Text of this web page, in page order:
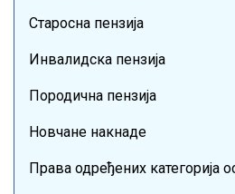
Старосна пензија
Инвалидска пензија
Породична пензија
Новчане накнаде
Права одређених категорија